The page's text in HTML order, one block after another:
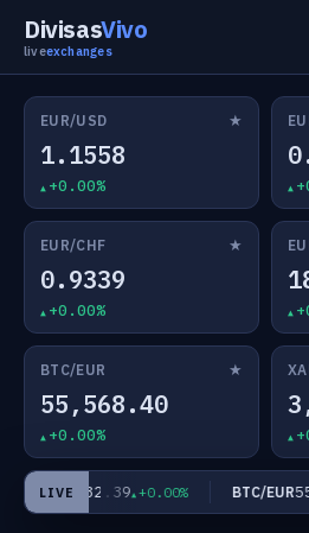
DivisasVivo
liveexchanges
EUR/USD ★
1.1558
+0.00%
EUR/CHF ★
0.9339
+0.00%
BTC/EUR ★
55,568.40
+0.00%
LIVE
EUR/JPY182.39 +0.00% BTC/EUR